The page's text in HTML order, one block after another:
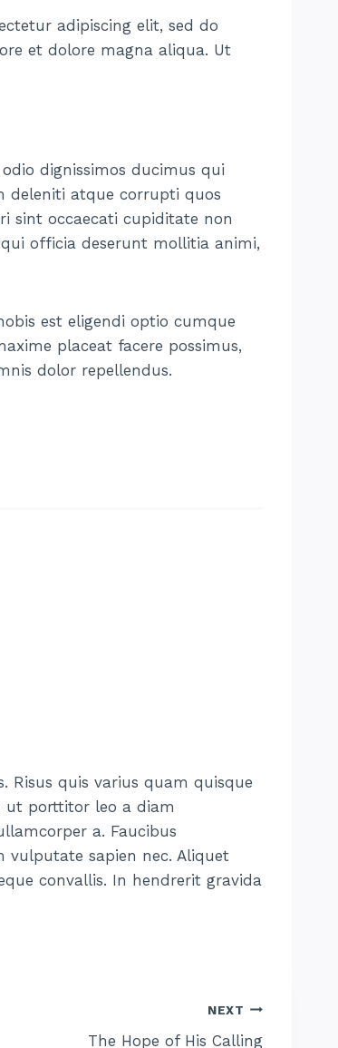
adipiscing elit, sed do
et dolore magna aliqua. Ut
dignissimos ducimus qui
deleniti atque corrupti quos
sint occaecati cupiditate non
officia deserunt mollitia animi,
est eligendi optio cumque
placeat facere possimus,
dolor repellendus.
Risus quis varius quam quisque
ut porttitor leo a diam
a. Faucibus
vulputate sapien nec. Aliquet
convallis. In hendrerit gravida
NEXT
The Hope of His Calling